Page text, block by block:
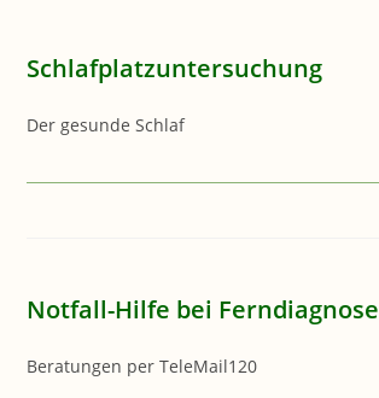
Schlafplatzuntersuchung
Der gesunde Schlaf
Notfall-Hilfe bei Ferndiagnose
Beratungen per TeleMail120